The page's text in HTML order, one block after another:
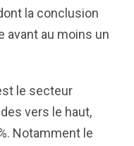
la conclusion
avant au moins un
le secteur
vers le haut,
Notamment le